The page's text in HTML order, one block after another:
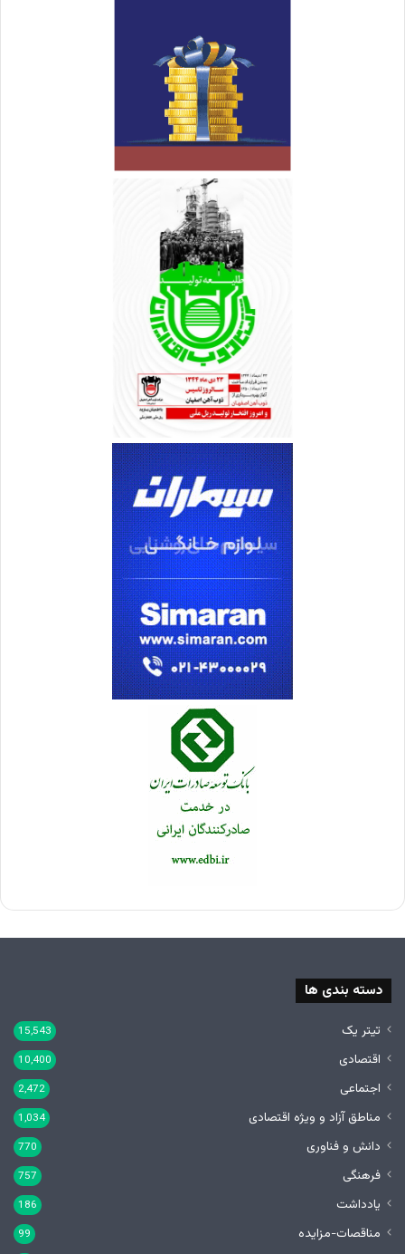
دسته بندی ها
تیتر یک 15,543
اقتصادی 10,400
اجتماعی 2,472
مناطق آزاد و ویژه اقتصادی 1,034
دانش و فناوری 770
فرهنگی 757
یادداشت 186
مناقصات-مزایده 99